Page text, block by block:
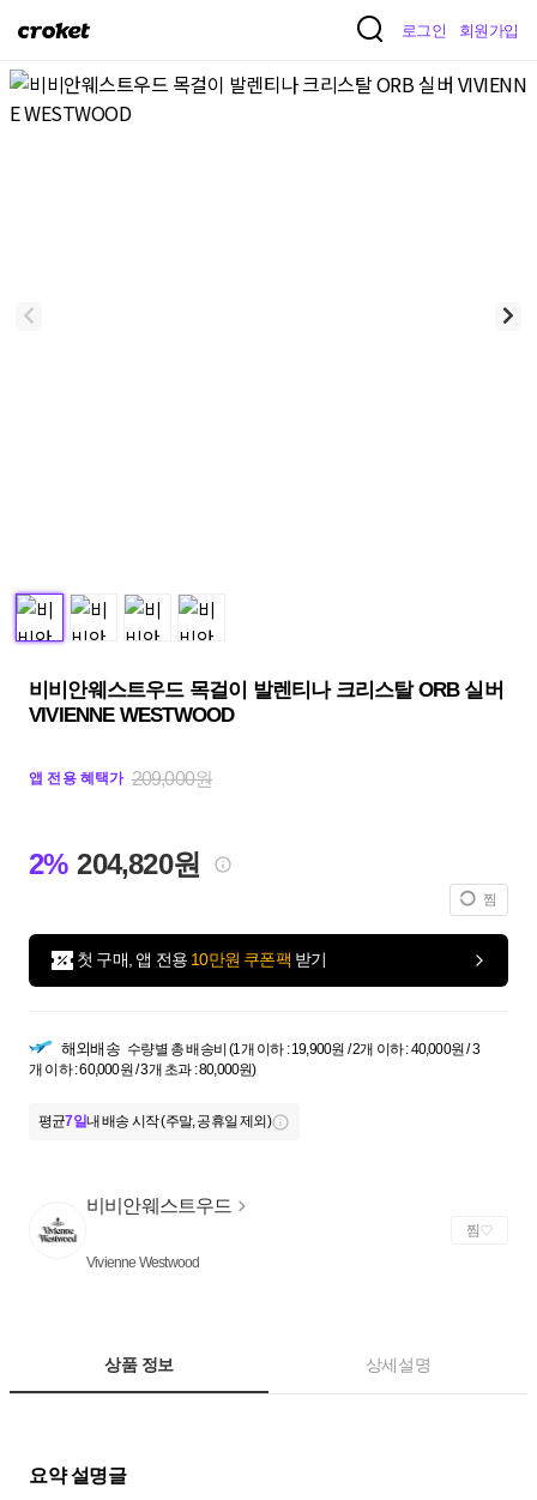
크
켓
로그인 회원가입
비비안웨스트우드 목걸이 발렌티나 크리스탈 ORB 실버
VIVIENNE WESTWOOD
앱 전용 혜택가 209,000원
2% 204,820원
찜
첫 구매, 앱 전용 10만원 쿠폰팩 받기
해외배송 수량별 총 배송비 (1개 이하 : 19,900원 / 2개 이하 : 40,000원 / 3
개 이하 : 60,000원 / 3개 초과 : 80,000원)
평균7일내 배송 시작 (주말, 공휴일 제외)
비비안웨스트우드
Vivienne Westwood
찜
상품 정보 상세설명
요약 설명글